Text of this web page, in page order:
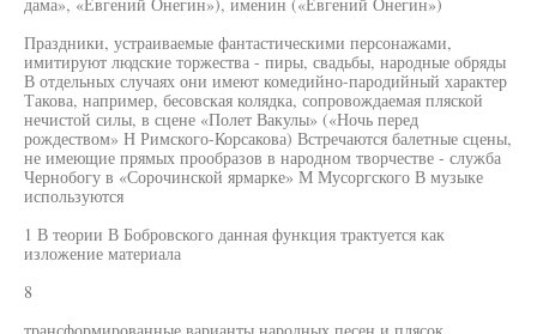
Праздники, устраиваемые фантастическими персонажами,
имитируют людские торжества - пиры, свадьбы, народные обряды
В отдельных случаях они имеют комедийно-пародийный характер
Такова, например, бесовская колядка, сопровождаемая пляской
нечистой силы, в сцене «Полет Вакулы» («Ночь перед
рождеством» Н Римского-Корсакова) Встречаются балетные сцены,
не имеющие прямых прообразов в народном творчестве - служба
Чернобогу в «Сорочинской ярмарке» М Мусоргского В музыке
используются
1 В теории В Бобровского данная функция трактуется как
изложение материала
8